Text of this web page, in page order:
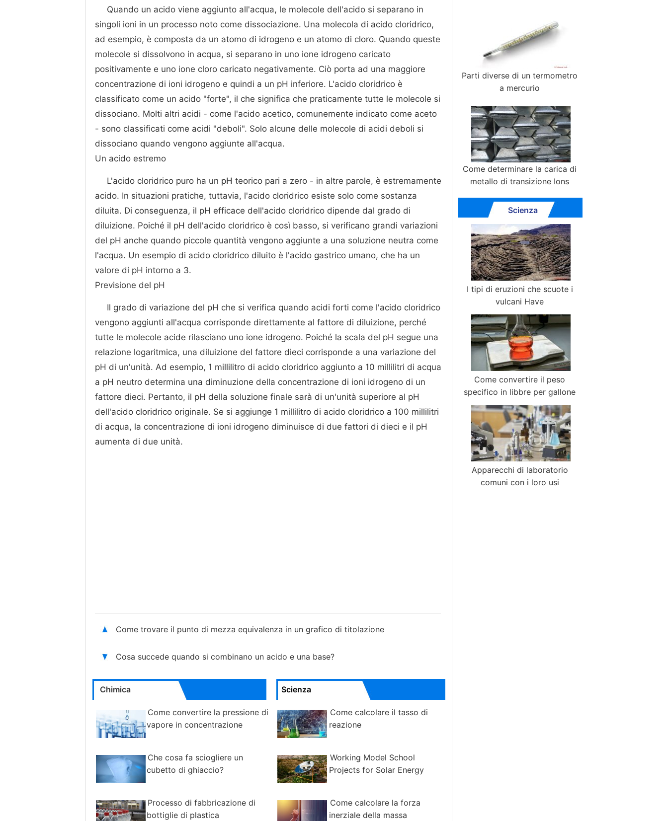
Quando un acido viene aggiunto all'acqua, le molecole dell'acido si separano in
singoli ioni in un processo noto come dissociazione. Una molecola di acido cloridrico,
ad esempio, è composta da un atomo di idrogeno e un atomo di cloro. Quando queste
molecole si dissolvono in acqua, si separano in uno ione idrogeno caricato
positivamente e uno ione cloro caricato negativamente. Ciò porta ad una maggiore
concentrazione di ioni idrogeno e quindi a un pH inferiore. L'acido cloridrico è
classificato come un acido "forte", il che significa che praticamente tutte le molecole si
dissociano. Molti altri acidi - come l'acido acetico, comunemente indicato come aceto
- sono classificati come acidi "deboli". Solo alcune delle molecole di acidi deboli si
dissociano quando vengono aggiunte all'acqua.
Un acido estremo
L'acido cloridrico puro ha un pH teorico pari a zero - in altre parole, è estremamente
acido. In situazioni pratiche, tuttavia, l'acido cloridrico esiste solo come sostanza
diluita. Di conseguenza, il pH efficace dell'acido cloridrico dipende dal grado di
diluizione. Poiché il pH dell'acido cloridrico è così basso, si verificano grandi variazioni
del pH anche quando piccole quantità vengono aggiunte a una soluzione neutra come
l'acqua. Un esempio di acido cloridrico diluito è l'acido gastrico umano, che ha un
valore di pH intorno a 3.
Previsione del pH
Il grado di variazione del pH che si verifica quando acidi forti come l'acido cloridrico
vengono aggiunti all'acqua corrisponde direttamente al fattore di diluizione, perché
tutte le molecole acide rilasciano uno ione idrogeno. Poiché la scala del pH segue una
relazione logaritmica, una diluizione del fattore dieci corrisponde a una variazione del
pH di un'unità. Ad esempio, 1 millilitro di acido cloridrico aggiunto a 10 millilitri di acqua
a pH neutro determina una diminuzione della concentrazione di ioni idrogeno di un
fattore dieci. Pertanto, il pH della soluzione finale sarà di un'unità superiore al pH
dell'acido cloridrico originale. Se si aggiunge 1 millilitro di acido cloridrico a 100 millilitri
di acqua, la concentrazione di ioni idrogeno diminuisce di due fattori di dieci e il pH
aumenta di due unità.
Come trovare il punto di mezza equivalenza in un grafico di titolazione
Cosa succede quando si combinano un acido e una base?
Chimica
Come convertire la pressione di
vapore in concentrazione
Che cosa fa sciogliere un
cubetto di ghiaccio?
Processo di fabbricazione di
bottiglie di plastica
Scienza
Come calcolare il tasso di
reazione
Working Model School
Projects for Solar Energy
Come calcolare la forza
inerziale della massa
Parti diverse di un termometro
a mercurio
Come determinare la carica di
metallo di transizione Ions
Scienza
I tipi di eruzioni che scuote i
vulcani Have
Come convertire il peso
specifico in libbre per gallone
Apparecchi di laboratorio
comuni con i loro usi